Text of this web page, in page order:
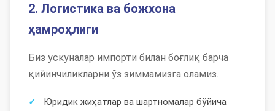
2. Логистика ва божхона
ҳамроҳлиги
Биз ускуналар импорти билан боғлиқ барча
қийинчиликларни ўз зиммамизга оламиз.
Юридик жиҳатлар ва шартномалар бўйича